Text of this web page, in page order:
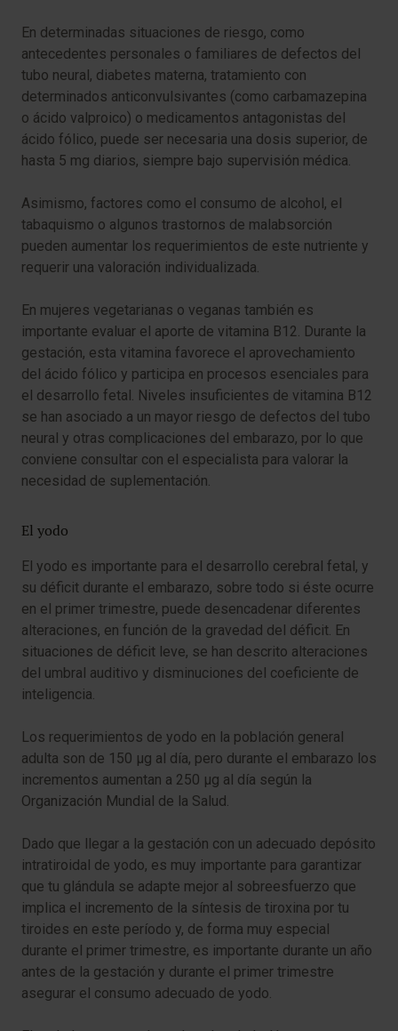
En determinadas situaciones de riesgo, como
antecedentes personales o familiares de defectos del
tubo neural, diabetes materna, tratamiento con
determinados anticonvulsivantes (como carbamazepina
o ácido valproico) o medicamentos antagonistas del
ácido fólico, puede ser necesaria una dosis superior, de
hasta 5 mg diarios, siempre bajo supervisión médica.
Asimismo, factores como el consumo de alcohol, el
tabaquismo o algunos trastornos de malabsorción
pueden aumentar los requerimientos de este nutriente y
requerir una valoración individualizada.
En mujeres vegetarianas o veganas también es
importante evaluar el aporte de vitamina B12. Durante la
gestación, esta vitamina favorece el aprovechamiento
del ácido fólico y participa en procesos esenciales para
el desarrollo fetal. Niveles insuficientes de vitamina B12
se han asociado a un mayor riesgo de defectos del tubo
neural y otras complicaciones del embarazo, por lo que
conviene consultar con el especialista para valorar la
necesidad de suplementación.
El yodo
El yodo es importante para el desarrollo cerebral fetal, y
su déficit durante el embarazo, sobre todo si éste ocurre
en el primer trimestre, puede desencadenar diferentes
alteraciones, en función de la gravedad del déficit. En
situaciones de déficit leve, se han descrito alteraciones
del umbral auditivo y disminuciones del coeficiente de
inteligencia.
Los requerimientos de yodo en la población general
adulta son de 150 µg al día, pero durante el embarazo los
incrementos aumentan a 250 µg al día según la
Organización Mundial de la Salud.
Dado que llegar a la gestación con un adecuado depósito
intratiroidal de yodo, es muy importante para garantizar
que tu glándula se adapte mejor al sobreesfuerzo que
implica el incremento de la síntesis de tiroxina por tu
tiroides en este período y, de forma muy especial
durante el primer trimestre, es importante durante un año
antes de la gestación y durante el primer trimestre
asegurar el consumo adecuado de yodo.